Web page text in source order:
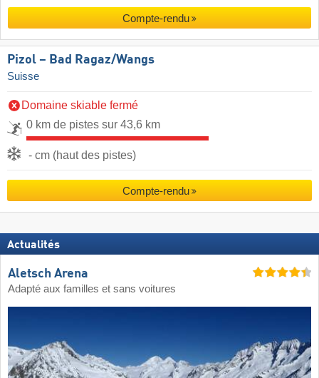
Compte-rendu
Pizol – Bad Ragaz/​Wangs
Suisse
Domaine skiable fermé
0 km de pistes sur 43,6 km
- cm (haut des pistes)
Compte-rendu
Actualités
Aletsch Arena
Adapté aux familles et sans voitures